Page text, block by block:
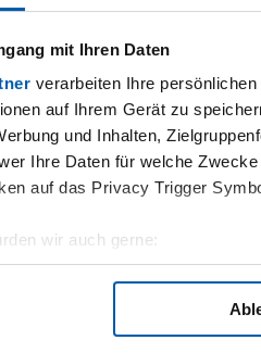
mit Ihren Daten
verarbeiten Ihre
auf Ihrem Gerät zu
und Inhalten,
Ihre Daten für welche
auf das Privacy Trigger
wir auch gerne:
geografische Lage erfassen,